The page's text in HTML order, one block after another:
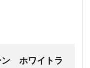
ン ホワイトラ